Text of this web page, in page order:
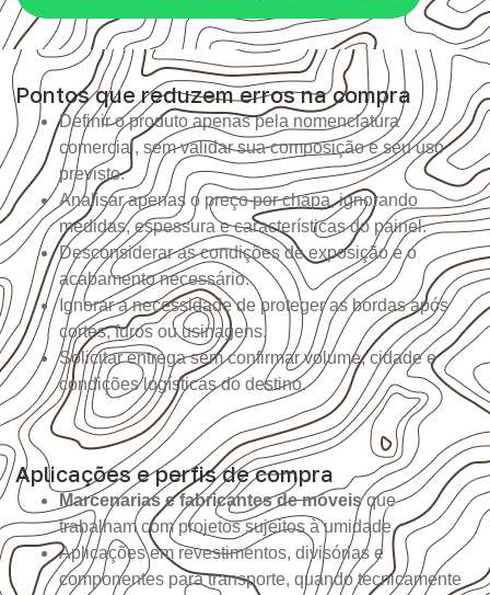
Pontos que reduzem erros na compra
Definir o produto apenas pela nomenclatura
comercial, sem validar sua composição e seu uso
previsto.
Analisar apenas o preço por chapa, ignorando
medidas, espessura e características do painel.
Desconsiderar as condições de exposição e o
acabamento necessário.
Ignorar a necessidade de proteger as bordas após
cortes, furos ou usinagens.
Solicitar entrega sem confirmar volume, cidade e
condições logísticas do destino.
Aplicações e perfis de compra
Marcenarias e fabricantes de móveisque
trabalham com projetos sujeitos à umidade.
Aplicações em revestimentos, divisórias e
componentes para transporte, quando tecnicamente